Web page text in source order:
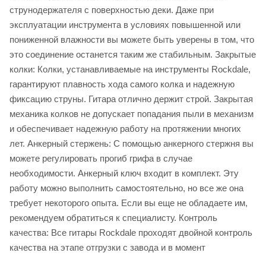
струнодержателя с поверхностью деки. Даже при
эксплуатации инструмента в условиях повышенной или
пониженной влажности вы можете быть уверены в том, что
это соединение останется таким же стабильным. Закрытые
колки: Колки, устанавливаемые на инструменты Rockdale,
гарантируют плавность хода самого колка и надежную
фиксацию струны. Гитара отлично держит строй. Закрытая
механика колков не допускает попадания пыли в механизм
и обеспечивает надежную работу на протяжении многих
лет. Анкерный стержень: С помощью анкерного стержня вы
можете регулировать прогиб грифа в случае
необходимости. Анкерный ключ входит в комплект. Эту
работу можно выполнить самостоятельно, но все же она
требует некоторого опыта. Если вы еще не обладаете им,
рекомендуем обратиться к специалисту. Контроль
качества: Все гитары Rockdale проходят двойной контроль
качества на этапе отгрузки с завода и в момент